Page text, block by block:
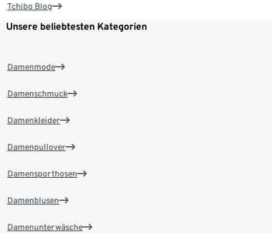
Tchibo Blog
Unsere beliebtesten Kategorien
Damenmode
Damenschmuck
Damenkleider
Damenpullover
Damensporthosen
Damenblusen
Damenunterwäsche